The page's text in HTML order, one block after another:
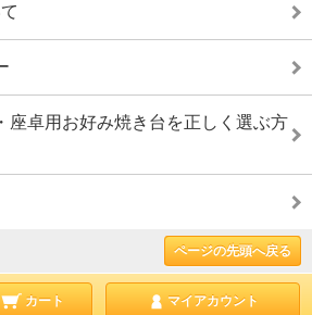
座卓用お好み焼き台を正しく選ぶ方
ページの先頭へ戻る
カート マイアカウント